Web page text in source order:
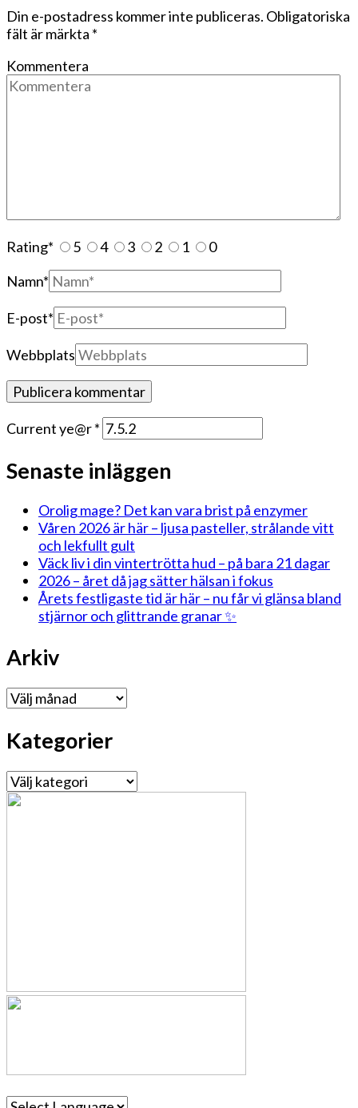
Din e-postadress kommer inte publiceras. Obligatoriska
fält är märkta *
Kommentera
Rating* 5 4 3 2 1
0
Namn*
E-post*
Webbplats
Current ye@r*
Senaste inläggen
Orolig mage? Det kan vara brist på enzymer
Våren 2026 är här – ljusa pasteller, strålande vitt
och lekfullt gult
Väck liv i din vintertrötta hud – på bara 21 dagar
2026 – året då jag sätter hälsan i fokus
Årets festligaste tid är här – nu får vi glänsa bland
stjärnor och glittrande granar ✨
Arkiv
Arkiv
Kategorier
Kategorier